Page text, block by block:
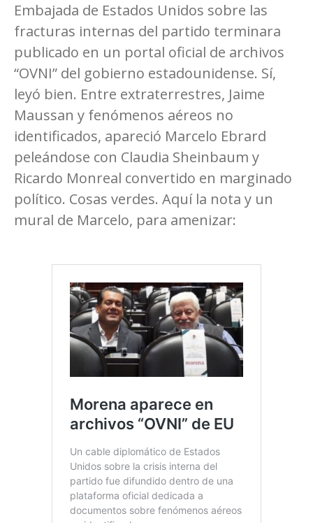
Embajada de Estados Unidos sobre las
fracturas internas del partido terminara
publicado en un portal oficial de archivos
“OVNI” del gobierno estadounidense. Sí,
leyó bien. Entre extraterrestres, Jaime
Maussan y fenómenos aéreos no
identificados, apareció Marcelo Ebrard
peleándose con Claudia Sheinbaum y
Ricardo Monreal convertido en marginado
político. Cosas verdes. Aquí la nota y un
mural de Marcelo, para amenizar: